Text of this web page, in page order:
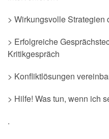
> Wirkungsvolle
> Erfolgreiche
Kritikgespräch
> Konfliktlösungen
> Hilfe! Was tun, wenn ich
.